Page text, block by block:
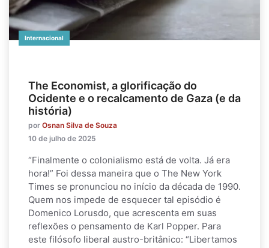
Internacional
The Economist, a glorificação do
Ocidente e o recalcamento de Gaza (e da
história)
por Osnan Silva de Souza
10 de julho de 2025
“Finalmente o colonialismo está de volta. Já era
hora!” Foi dessa maneira que o The New York
Times se pronunciou no início da década de 1990.
Quem nos impede de esquecer tal episódio é
Domenico Lorusdo, que acrescenta em suas
reflexões o pensamento de Karl Popper. Para
este filósofo liberal austro-britânico: “Libertamos